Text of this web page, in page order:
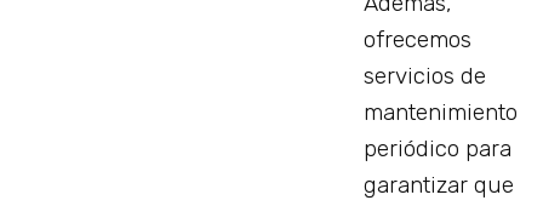
ofrecemos
servicios de
mantenimiento
periódico para
garantizar que